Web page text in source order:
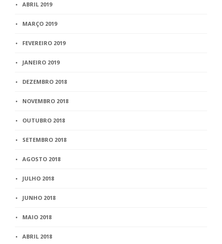
ABRIL 2019
MARÇO 2019
FEVEREIRO 2019
JANEIRO 2019
DEZEMBRO 2018
NOVEMBRO 2018
OUTUBRO 2018
SETEMBRO 2018
AGOSTO 2018
JULHO 2018
JUNHO 2018
MAIO 2018
ABRIL 2018